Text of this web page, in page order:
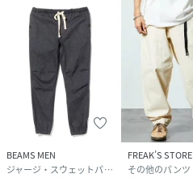
BEAMS MEN
ジャージ・スウェットパンツ
FREAK’S STORE
その他のパンツ